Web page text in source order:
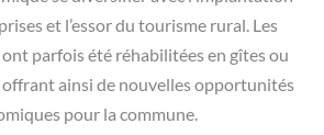
et l’essor du tourisme rural. Les
parfois été réhabilitées en gîtes ou
offrant ainsi de nouvelles opportunités
pour la commune.